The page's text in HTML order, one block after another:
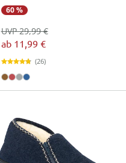
60 %
ab 11,99 €
UVP 29,99 €
(26)